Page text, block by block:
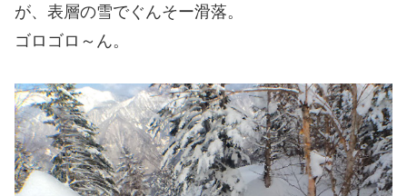
が、表層の雪でぐんそー滑落。
ゴロゴロ～ん。